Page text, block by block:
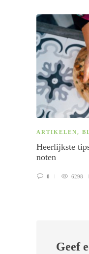
ARTIKELEN,
Heerlijkste
noten
0 6298
Geef